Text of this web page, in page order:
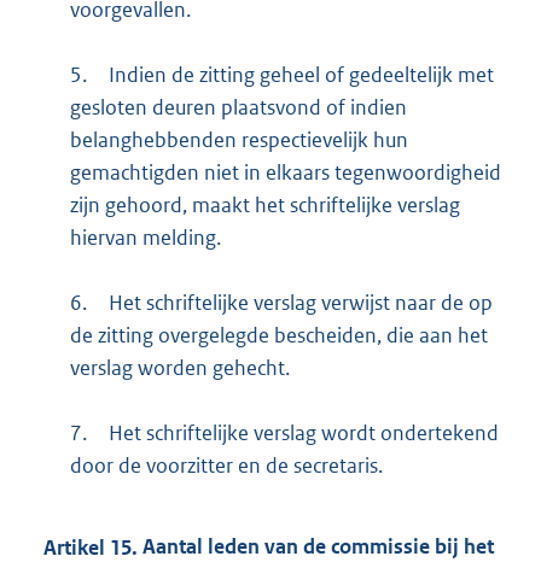
voorgevallen.
5.
Indien de zitting geheel of gedeeltelijk met
gesloten deuren plaatsvond of indien
belanghebbenden respectievelijk hun
gemachtigden niet in elkaars tegenwoordigheid
zijn gehoord, maakt het schriftelijke verslag
hiervan melding.
6.
Het schriftelijke verslag verwijst naar de op
de zitting overgelegde bescheiden, die aan het
verslag worden gehecht.
7.
Het schriftelijke verslag wordt ondertekend
door de voorzitter en de secretaris.
Artikel 15. Aantal leden van de commissie bij het